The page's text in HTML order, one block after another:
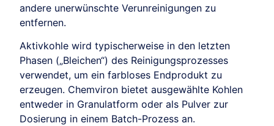
andere unerwünschte Verunreinigungen zu
entfernen.
Aktivkohle wird typischerweise in den letzten
Phasen („Bleichen“) des Reinigungsprozesses
verwendet, um ein farbloses Endprodukt zu
erzeugen. Chemviron bietet ausgewählte Kohlen
entweder in Granulatform oder als Pulver zur
Dosierung in einem Batch-Prozess an.